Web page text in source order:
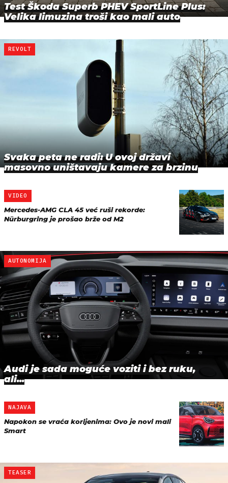
Test Škoda Superb PHEV SportLine Plus:
Velika limuzina troši kao mali auto
REVOLT
Svaka peta ne radi: U ovoj državi
masovno uništavaju kamere za brzinu
VIDEO
Mercedes-AMG CLA 45 već ruši rekorde:
Nürburgring je prošao brže od M2
AUTONOMIJA
Audi je sada moguće voziti i bez ruku,
ali...
NAJAVA
Napokon se vraća korijenima: Ovo je novi mali
Smart
TEASER